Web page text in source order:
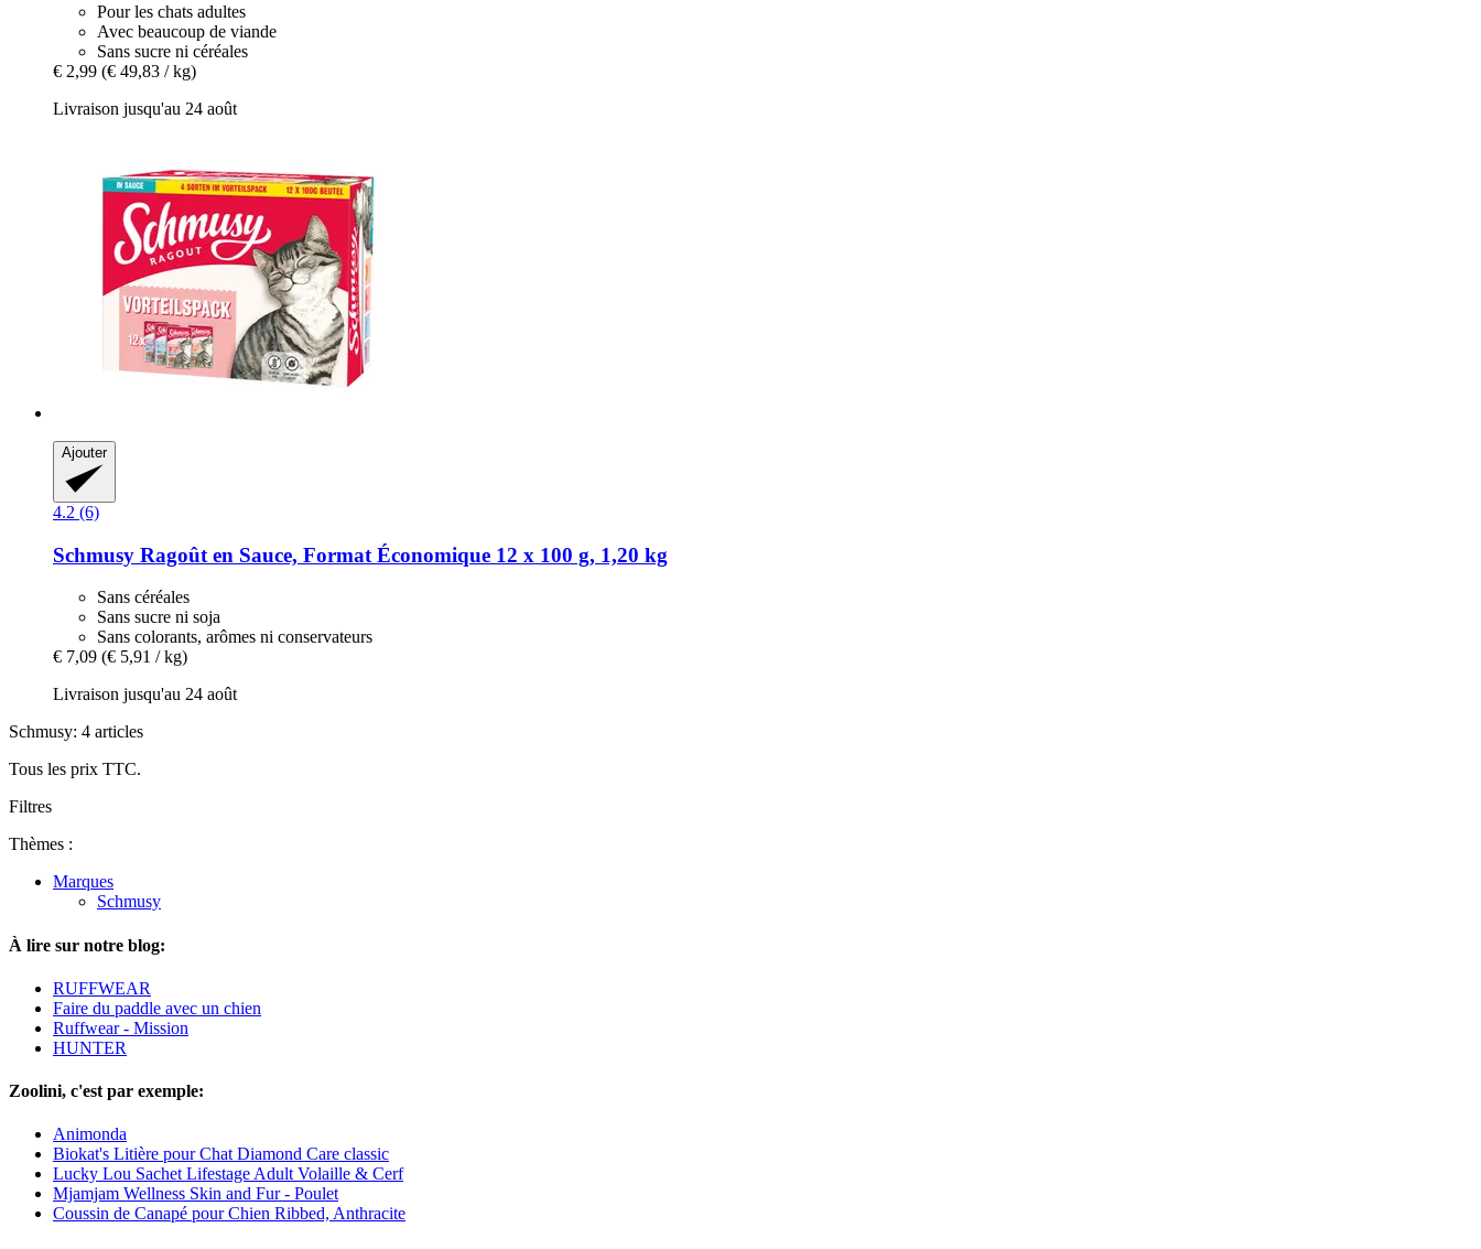
Pour les chats adultes
Avec beaucoup de viande
Sans sucre ni céréales
€ 2,99 (€ 49,83 / kg)
Livraison jusqu'au 24 août
Ajouter
4.2 (6)
Schmusy Ragoût en Sauce, Format Économique 12 x 100 g, 1,20 kg
Sans céréales
Sans sucre ni soja
Sans colorants, arômes ni conservateurs
€ 7,09 (€ 5,91 / kg)
Livraison jusqu'au 24 août
Schmusy: 4 articles
Tous les prix TTC.
Filtres
Thèmes :
Marques
Schmusy
À lire sur notre blog:
RUFFWEAR
Faire du paddle avec un chien
Ruffwear - Mission
HUNTER
Zoolini, c'est par exemple:
Animonda
Biokat's Litière pour Chat Diamond Care classic
Lucky Lou Sachet Lifestage Adult Volaille & Cerf
Mjamjam Wellness Skin and Fur - Poulet
Coussin de Canapé pour Chien Ribbed, Anthracite